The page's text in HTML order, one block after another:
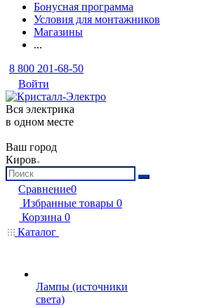
Бонусная программа
Условия для монтажников
Магазины
...
8 800 201-68-50
Войти
Вся электрика
в одном месте
Ваш город
Киров
Сравнение0
Избранные товары 0
Корзина 0
Каталог
Лампы (источники
света)